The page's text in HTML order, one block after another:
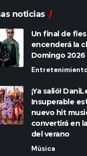
noticias
Un final de
encenderá la
Domingo 2026
¡Ya salió!
Insuperable
nuevo hit
convertirá en
del verano
Música